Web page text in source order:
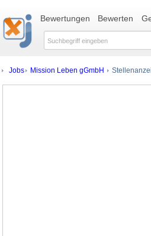
Bewertungen Bewerten
Jobs Mission Leben gGmbH